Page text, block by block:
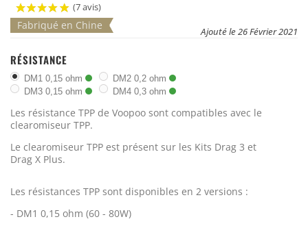
(7 avis)
Ajouté le 26 Février 2021
RÉSISTANCE
DM1 0,15 ohm
DM2 0,2 ohm
DM3 0,15 ohm
DM4 0,3 ohm
Fabriqué en Chine
Les résistance TPP de Voopoo sont compatibles avec le
clearomiseur TPP.
Le clearomiseur TPP est présent sur les Kits Drag 3 et
Drag X Plus.
Les résistances TPP sont disponibles en 2 versions :
- DM1 0,15 ohm (60 - 80W)